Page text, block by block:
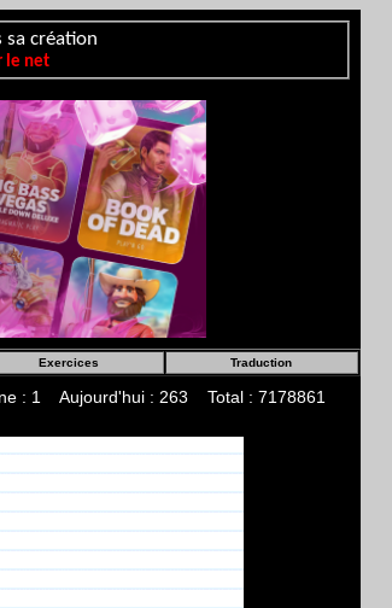
création
le net
Exercices Traduction
: 1 Aujourd'hui : 263 Total : 7178861